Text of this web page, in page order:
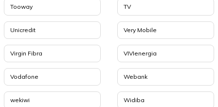
Tooway TV
Unicredit Very Mobile
Virgin Fibra VIVIenergia
Vodafone Webank
wekiwi Widiba